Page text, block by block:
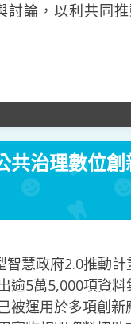
討論，以利共同
共治理數位創
慧政府2.0推動
逾5萬5,000項資
被運用於多項創